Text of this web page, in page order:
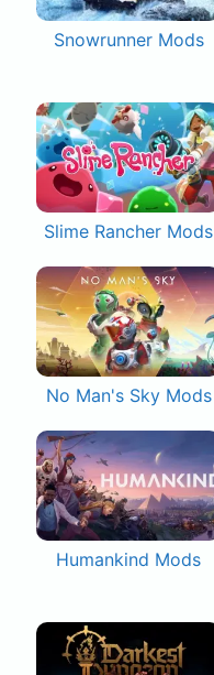
Snowrunner Mods
Slime Rancher Mods
No Man's Sky Mods
Humankind Mods